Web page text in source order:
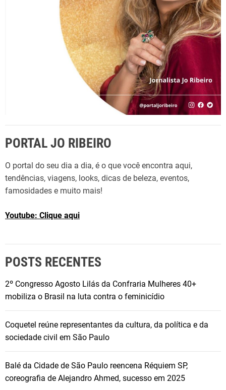
PORTAL JO RIBEIRO
O portal do seu dia a dia, é o que você encontra aqui,
tendências, viagens, looks, dicas de beleza, eventos,
famosidades e muito mais!
Youtube: Clique aqui
POSTS RECENTES
2º Congresso Agosto Lilás da Confraria Mulheres 40+
mobiliza o Brasil na luta contra o feminicídio
Coquetel reúne representantes da cultura, da política e da
sociedade civil em São Paulo
Balé da Cidade de São Paulo reencena Réquiem SP,
coreografia de Alejandro Ahmed, sucesso em 2025